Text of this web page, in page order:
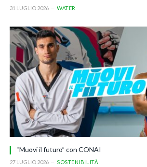
31 LUGLIO 2026 WATER
“Muovi il futuro” con CONAI
27 LUGLIO 2026 SOSTENIBILITÀ